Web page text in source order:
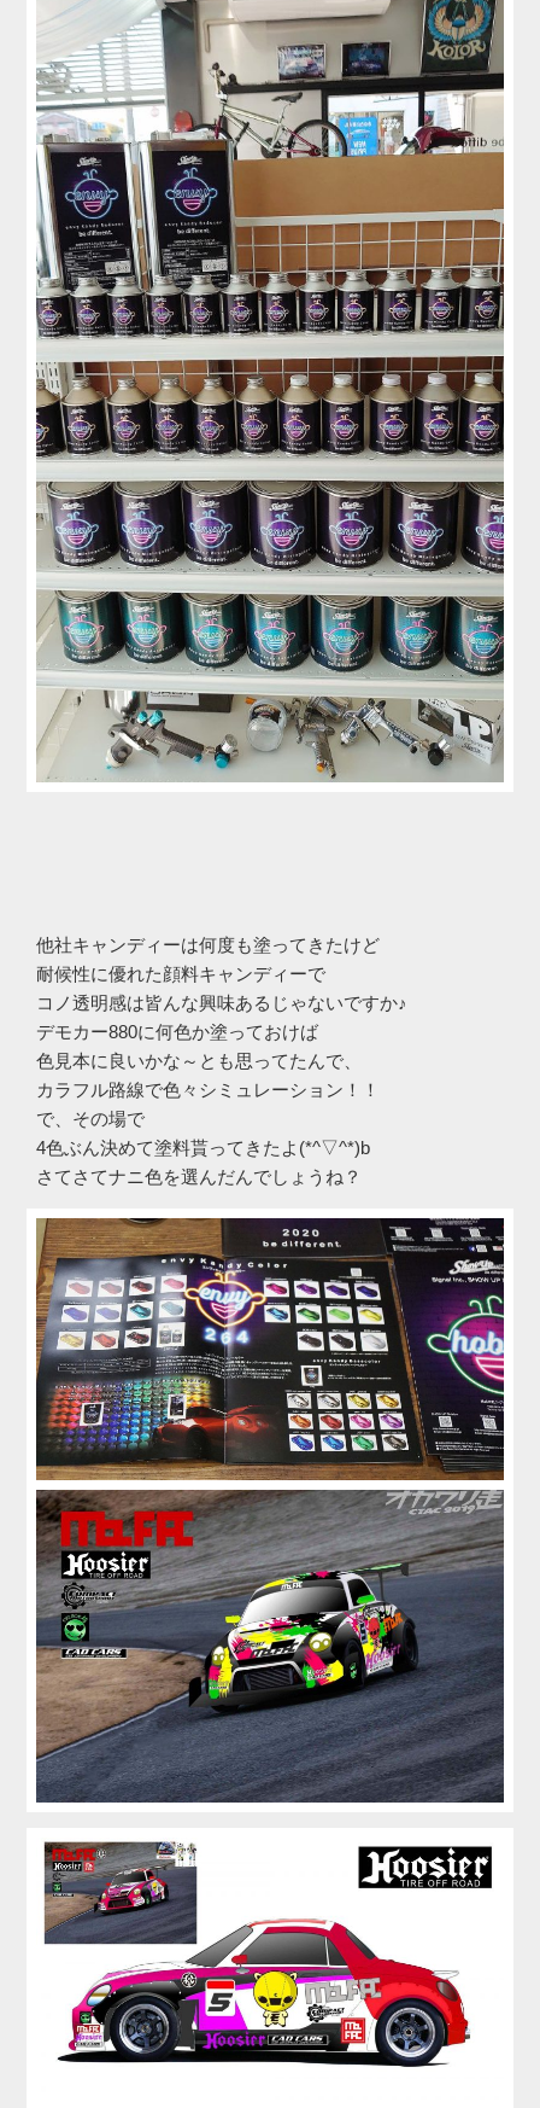
他社キャンディーは何度も塗ってきたけど
耐候性に優れた顔料キャンディーで
コノ透明感は皆んな興味あるじゃないですか♪
デモカー880に何色か塗っておけば
色見本に良いかな～とも思ってたんで、
カラフル路線で色々シミュレーション！！
で、その場で
4色ぶん決めて塗料貰ってきたよ(*^▽^*)b
さてさてナニ色を選んだんでしょうね？